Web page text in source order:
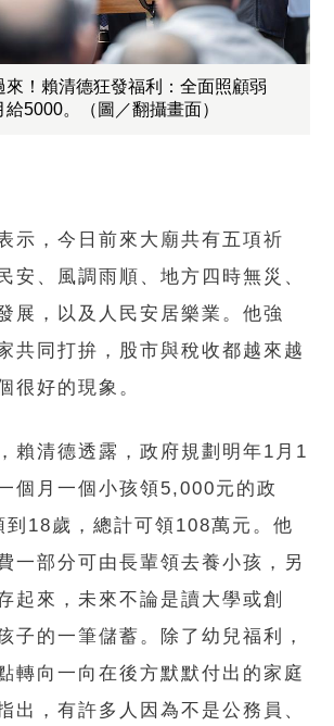
！賴清德狂發福利：全面照顧弱
5000。（圖／翻攝畫面）
示，今日前來大廟共有五項祈
安、風調雨順、地方四時無災、
展，以及人民安居樂業。他強
共同打拚，股市與稅收都越來越
很好的現象。
賴清德透露，政府規劃明年1月1
個月一個小孩領5,000元的政
到18歲，總計可領108萬元。他
一部分可由長輩領去養小孩，另
起來，未來不論是讀大學或創
子的一筆儲蓄。除了幼兒福利，
轉向一向在後方默默付出的家庭
出，有許多人因為不是公務員、